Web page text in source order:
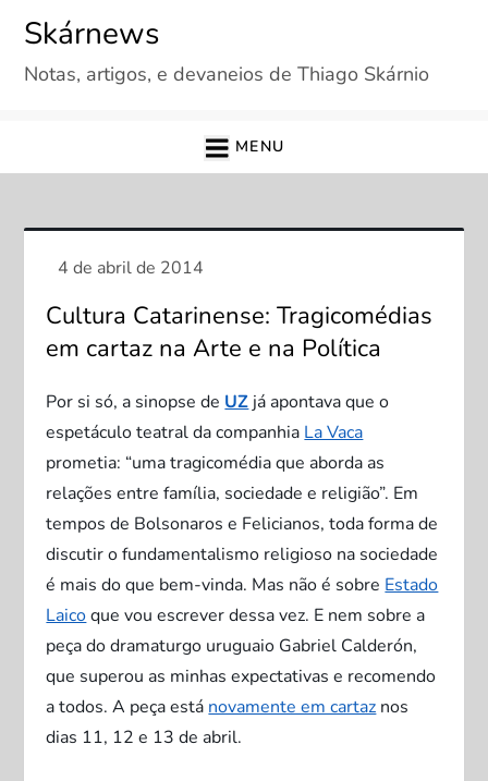
content
Skárnews
Notas, artigos, e devaneios de Thiago Skárnio
MENU
Cultura Catarinense: Tragicomédias
em cartaz na Arte e na Política
Por si só, a sinopse de UZ já apontava que o
espetáculo teatral da companhia La Vaca
prometia: “uma tragicomédia que aborda as
relações entre família, sociedade e religião”. Em
tempos de Bolsonaros e Felicianos, toda forma de
discutir o fundamentalismo religioso na sociedade
é mais do que bem-vinda. Mas não é sobre Estado
Laicoque vou escrever dessa vez. E nem sobre a
peça do dramaturgo uruguaio Gabriel Calderón,
que superou as minhas expectativas e recomendo
a todos. A peça está novamente em cartaz nos
dias 11, 12 e 13 de abril.